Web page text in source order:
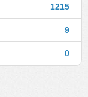
1215
9
0